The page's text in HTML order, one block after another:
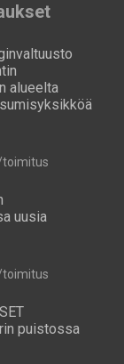
alueelta
toimitus
uusia
toimitus
puistossa